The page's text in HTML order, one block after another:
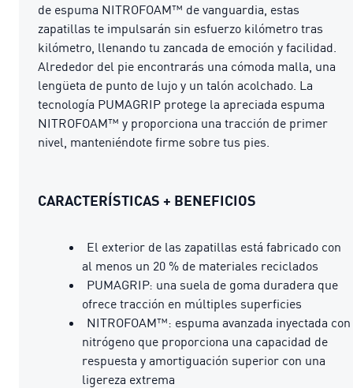
de espuma NITROFOAM™ de vanguardia, estas
zapatillas te impulsarán sin esfuerzo kilómetro tras
kilómetro, llenando tu zancada de emoción y facilidad.
Alrededor del pie encontrarás una cómoda malla, una
lengüeta de punto de lujo y un talón acolchado. La
tecnología PUMAGRIP protege la apreciada espuma
NITROFOAM™ y proporciona una tracción de primer
nivel, manteniéndote firme sobre tus pies.
CARACTERÍSTICAS + BENEFICIOS
El exterior de las zapatillas está fabricado con
al menos un 20 % de materiales reciclados
PUMAGRIP: una suela de goma duradera que
ofrece tracción en múltiples superficies​​
NITROFOAM™: espuma avanzada inyectada con
nitrógeno que proporciona una capacidad de
respuesta y amortiguación superior con una
ligereza extrema